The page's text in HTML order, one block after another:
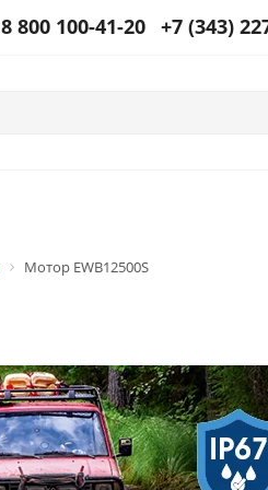
8 800 100-41-20 +7 (343)
Мотор EWB12500S